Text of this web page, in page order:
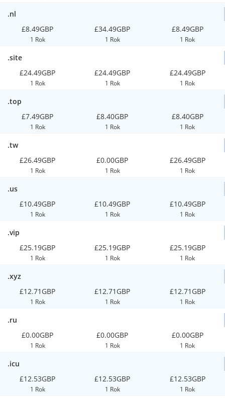
.nl
£8.49GBP
1 Rok
£34.49GBP
1 Rok
£8.49GBP
1 Rok
.site
£24.49GBP
1 Rok
£24.49GBP
1 Rok
£24.49GBP
1 Rok
.top
£7.49GBP
1 Rok
£8.40GBP
1 Rok
£8.40GBP
1 Rok
.tw
£26.49GBP
1 Rok
£0.00GBP
1 Rok
£26.49GBP
1 Rok
.us
£10.49GBP
1 Rok
£10.49GBP
1 Rok
£10.49GBP
1 Rok
.vip
£25.19GBP
1 Rok
£25.19GBP
1 Rok
£25.19GBP
1 Rok
.xyz
£12.71GBP
1 Rok
£12.71GBP
1 Rok
£12.71GBP
1 Rok
.ru
£0.00GBP
1 Rok
£0.00GBP
1 Rok
£0.00GBP
1 Rok
.icu
£12.53GBP
1 Rok
£12.53GBP
1 Rok
£12.53GBP
1 Rok